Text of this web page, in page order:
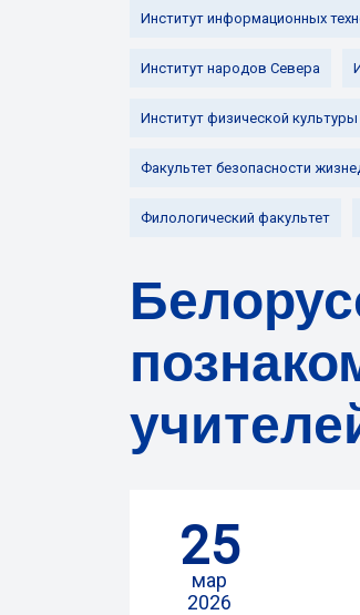
Институт информационных
Институт народов Севера
Институт физической культуры
Факультет безопасности
Филологический факультет
25
мар
2026